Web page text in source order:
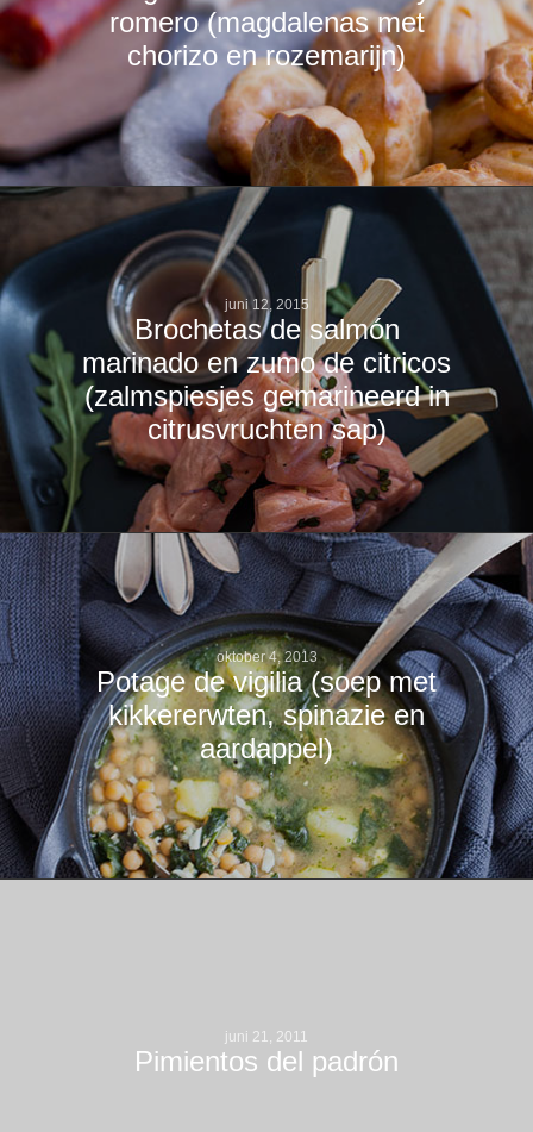
romero (magdalenas met
chorizo en rozemarijn)
juni 12, 2015
Brochetas de salmón
marinado en zumo de citricos
(zalmspiesjes gemarineerd in
citrusvruchten sap)
oktober 4, 2013
Potage de vigilia (soep met
kikkererwten, spinazie en
aardappel)
juni 21, 2011
Pimientos del padrón